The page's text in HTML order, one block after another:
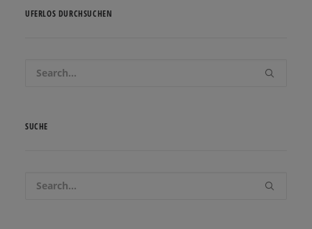
UFERLOS DURCHSUCHEN
SUCHE